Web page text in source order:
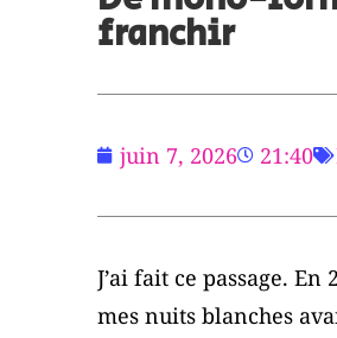
franchir
juin 7, 2026 21:40
J’ai fait ce passage.
mes nuits blanches